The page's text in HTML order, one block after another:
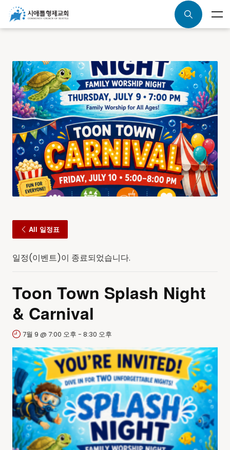
All 일정표
일정(이벤트)이 종료되었습니다.
Toon Town Splash Night
& Carnival
7월 9 @ 7:00 오후 - 8:30 오후